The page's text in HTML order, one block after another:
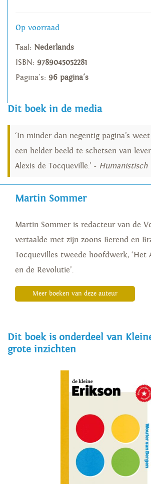
Op voorraad
Taal: Nederlands
ISBN: 9789045052281
Pagina's: 96 pagina's
Dit boek in de media
‘In minder dan negentig pagina’s
een helder beeld te schetsen van
Alexis de Tocqueville.’ - Humanistisch
Martin Sommer
Martin Sommer is redacteur van de
vertaalde met zijn zoons Berend en
Tocquevilles tweede hoofdwerk, ‘Het
en de Revolutie’.
Meer boeken van deze auteur
Dit boek is onderdeel van
grote inzichten